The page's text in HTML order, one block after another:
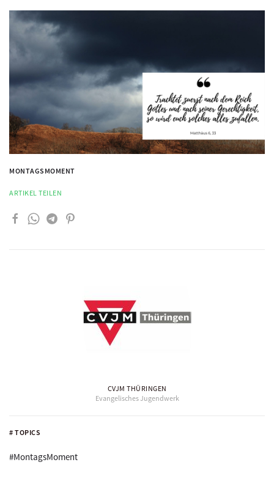
# TOPICS
#MontagsMoment
MONTAGSMOMENT
ARTIKEL TEILEN
CVJM THÜRINGEN
Evangelisches Jugendwerk